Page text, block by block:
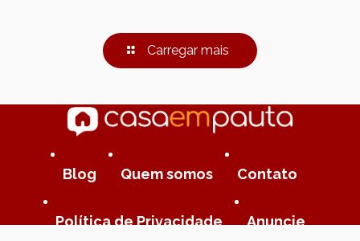
Carregar mais
Blog Quem somos Contato
Política de Privacidade Anuncie